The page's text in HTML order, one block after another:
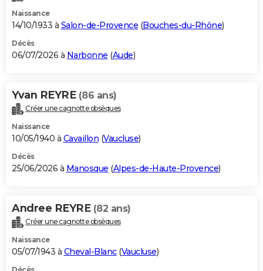
Dictionnaire
Biographies
Citations
Expressions
Proverbes
PROGRAMME TV
S'inscrire
Se connecter
Lycées
Collèges
Primaires
Universités
Entreprises
Service militaire
Avis de recherche
AVIS DE DÉCÈS
Bricolage
Lifestyle
Culture
Sport
Auto
Television
Voyage
Cinema
Naissance
14/10/1933 à Salon-de-Provence (Bouches-du-Rhône)
Décès
06/07/2026 à Narbonne (Aude)
Yvan REYRE (86 ans)
Créer une cagnotte obsèques
Naissance
10/05/1940 à Cavaillon (Vaucluse)
Décès
25/06/2026 à Manosque (Alpes-de-Haute-Provence)
Andree REYRE (82 ans)
Créer une cagnotte obsèques
Naissance
05/07/1943 à Cheval-Blanc(Vaucluse)